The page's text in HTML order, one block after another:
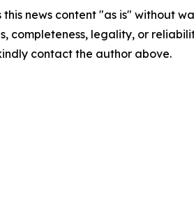
this news content "as is" without
completeness, legality, or
contact the author above.